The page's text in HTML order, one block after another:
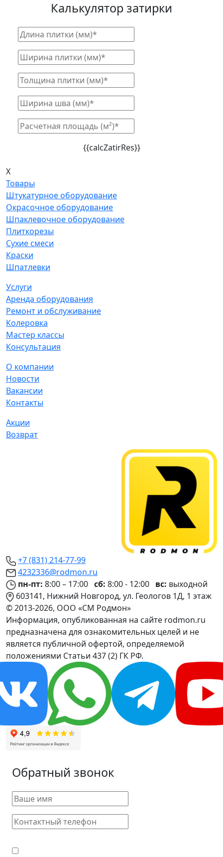
Калькулятор затирки
{{calcZatirRes}}
X
Товары
Штукатурное оборудование
Окрасочное оборудование
Шпаклевочное оборудование
Плиткорезы
Сухие смеси
Краски
Шпатлевки
Услуги
Аренда оборудования
Ремонт и обслуживание
Колеровка
Мастер классы
Консультация
О компании
Новости
Вакансии
Контакты
Акции
Возврат
+7 (831) 214-77-99
4232336@rodmon.ru
пн-пт: 8:00 – 17:00 сб: 8:00 - 12:00 вс: выходной
603141, Нижний Новгород, ул. Геологов 1Д, 1 этаж
© 2013-2026, ООО «СМ Родмон»
Информация, опубликованная на сайте rodmon.ru
предназначена для ознакомительных целей и не
является публичной офертой, определяемой
положениями Статьи 437 (2) ГК РФ.
Обратный звонок